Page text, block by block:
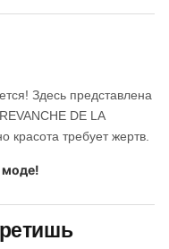
Здесь представлена
DE LA
красота требует жертв.